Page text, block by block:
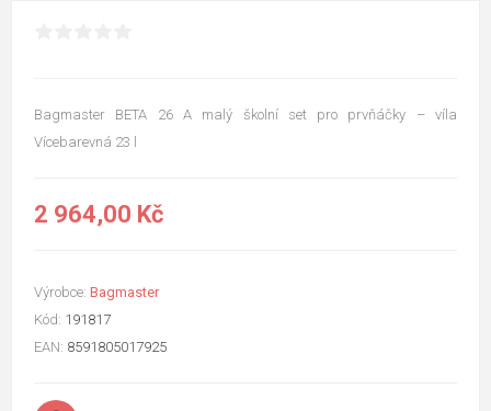
Bagmaster BETA 26 A malý školní set pro prvňáčky – víla
Vícebarevná 23 l
2 964,00 Kč
Výrobce: Bagmaster
Kód: 191817
EAN: 8591805017925